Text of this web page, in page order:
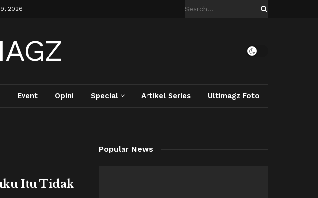
2026
Event Opini Special Artikel Series Ultimagz Foto
Itu Tidak
Popular News